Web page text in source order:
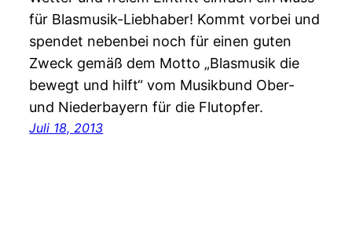
für Blasmusik-Liebhaber! Kommt vorbei und
spendet nebenbei noch für einen guten
Zweck gemäß dem Motto „Blasmusik die
bewegt und hilft“ vom Musikbund Ober-
und Niederbayern für die Flutopfer.
Juli 18, 2013